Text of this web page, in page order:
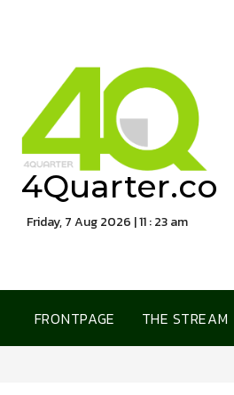
4Quarter.co
Friday, 7 Aug 2026 | 11 : 23 am
FRONTPAGE THE STREAM